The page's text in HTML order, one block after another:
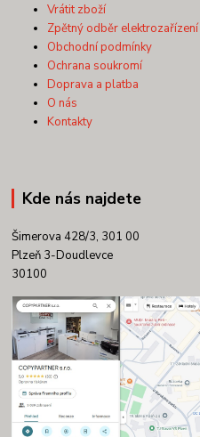
Vrátit zboží
Zpětný odběr elektrozařízení
Obchodní podmínky
Ochrana soukromí
Doprava a platba
O nás
Kontakty
Kde nás najdete
Šimerova 428/3, 301 00
Plzeň 3-Doudlevce
30100